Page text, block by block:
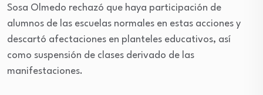
Sosa Olmedo rechazó que haya participación de
alumnos de las escuelas normales en estas acciones y
descartó afectaciones en planteles educativos, así
como suspensión de clases derivado de las
manifestaciones.